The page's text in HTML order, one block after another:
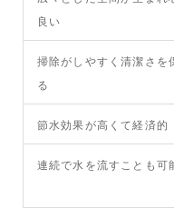
良い
掃除がしやすく清潔さを
る
節水効果が高くて経済的
連続で水を流すことも可